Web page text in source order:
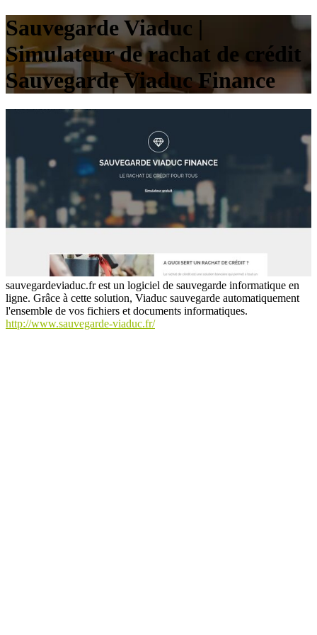
Sauvegarde Viaduc |
Simulateur de rachat de crédit
Sauvegarde Viaduc Finance
sauvegardeviaduc.fr est un logiciel de sauvegarde informatique en
ligne. Grâce à cette solution, Viaduc sauvegarde automatiquement
l'ensemble de vos fichiers et documents informatiques.
http://www.sauvegarde-viaduc.fr/